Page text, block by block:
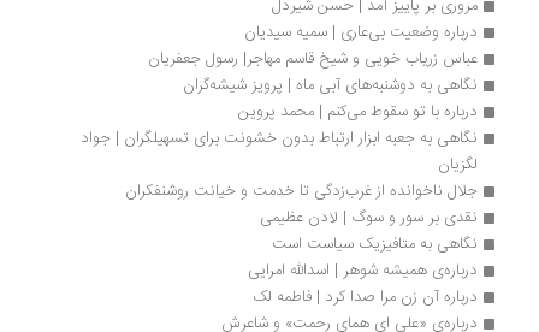
مروری بر پاییز آمد | حسن شیردل
درباره وضعیت بی‌عاری | سمیه سیدیان
عباس زریاب خویی و شیخ قاسم مهاجر| رسول جعفریان
نگاهی به دوشنبه‌های آبی ماه | پرویز شیشه‌گران
درباره با تو سقوط می‌کنم | محمد پروین
نگاهی به جعبه ابزار ارتباط بدون خشونت برای تسهیلگران | جواد
جلال ناخوانده از غرب‌زدگی تا خدمت و خیانت روشنفکران
نقدی بر سور و سوگ | لادن عظیمی
نگاهی به متافیزیک سیاست است
درباره‌‌ی همیشه شوهر | اسدالله امرایی
درباره آن زن مرا صدا کرد | فاطمه لک
درباره‌ی «علی ای همای رحمت» و شاعرش